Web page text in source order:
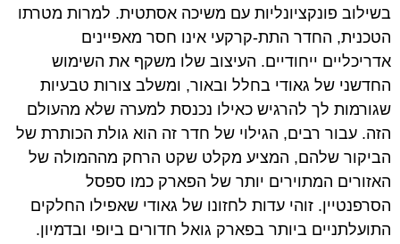
בשילוב פונקציונליות עם משיכה אסתטית. למרות מטרתו
הטכנית, החדר התת-קרקעי אינו חסר מאפיינים
אדריכליים ייחודיים. העיצוב שלו משקף את השימוש
החדשני של גאודי בחלל ובאור, ומשלב צורות טבעיות
שגורמות לך להרגיש כאילו נכנסת למערה שלא מהעולם
הזה. עבור רבים, הגילוי של חדר זה הוא גולת הכותרת של
הביקור שלהם, המציע מקלט שקט הרחק מההמולה של
האזורים המתוירים יותר של הפארק כמו ספסל
הסרפנטיין. זוהי עדות לחזונו של גאודי שאפילו החלקים
התועלתניים ביותר בפארק גואל חדורים ביופי ובדמיון.